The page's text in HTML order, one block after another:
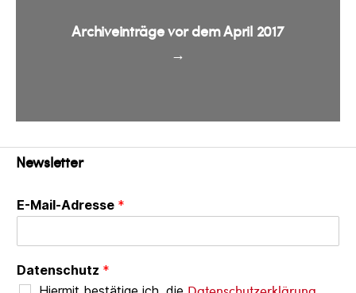
→
Archiveinträge vor dem April 2017
Newsletter
E-Mail-Adresse *
Datenschutz *